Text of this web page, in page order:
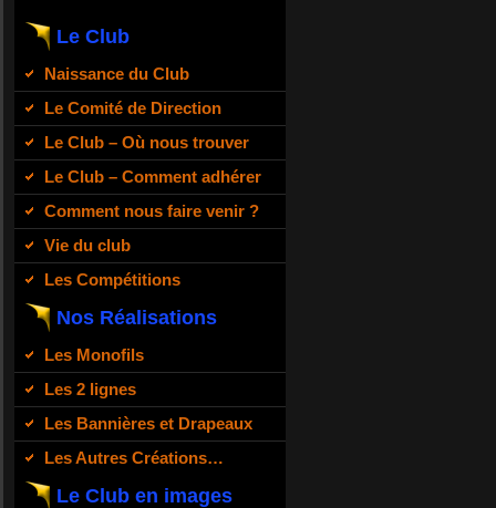
Le Club
Naissance du Club
Le Comité de Direction
Le Club – Où nous trouver
Le Club – Comment adhérer
Comment nous faire venir ?
Vie du club
Les Compétitions
Nos Réalisations
Les Monofils
Les 2 lignes
Les Bannières et Drapeaux
Les Autres Créations…
Le Club en images